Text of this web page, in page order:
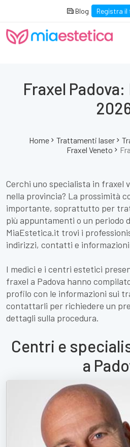
Blog Registra il
Fraxel
Home Trattamenti laser
Fraxel Veneto
Cerchi uno specialista in fraxel
nella provincia? La prossimità
importante, soprattutto per
più appuntamenti o un periodo
MiaEstetica.it trovi i
indirizzi, contatti e
I medici e i centri estetici
fraxel a Padova hanno
profilo con le informazioni sui
contattarli per richiedere un
dettagli sulla procedura.
Centri e
a